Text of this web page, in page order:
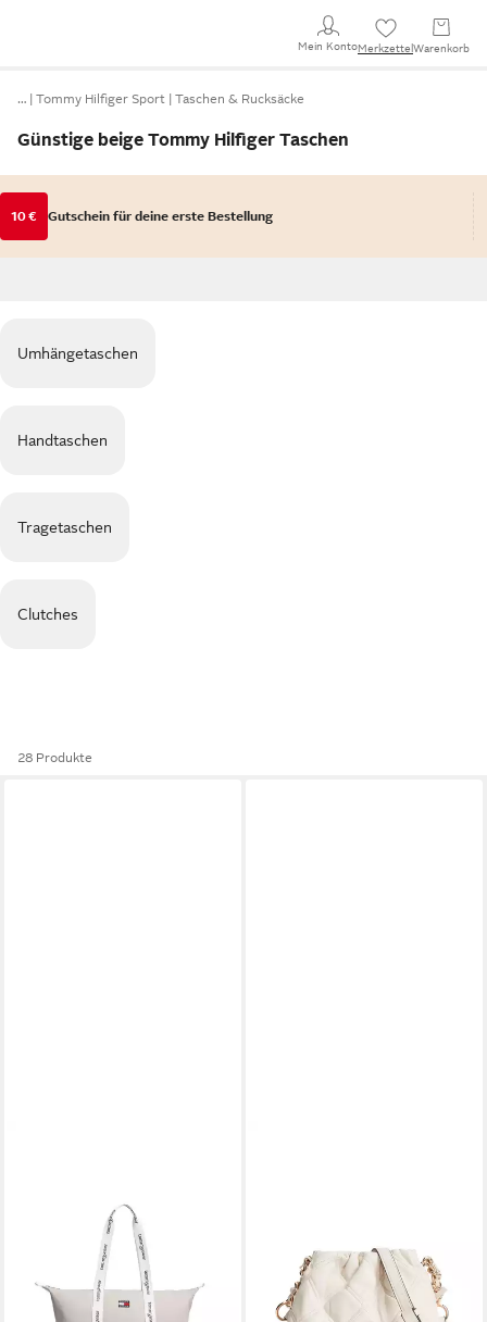
Mein KontoMerkzettel Warenkorb
… Tommy Hilfiger Sport Taschen & Rucksäcke
Günstige beige Tommy Hilfiger Taschen
10 € Gutschein für deine erste Bestellung
Umhängetaschen
Handtaschen
Tragetaschen
Clutches
28 Produkte